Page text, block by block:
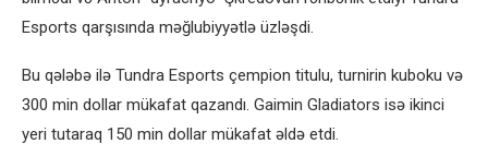
Esports qarşısında məğlubiyyətlə üzləşdi.
Bu qələbə ilə Tundra Esports çempion titulu, turnirin kuboku və
300 min dollar mükafat qazandı. Gaimin Gladiators isə ikinci
yeri tutaraq 150 min dollar mükafat əldə etdi.